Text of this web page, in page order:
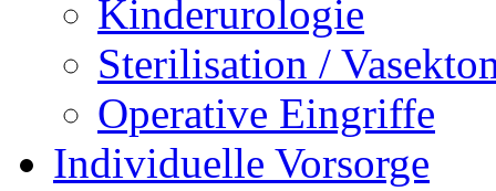
Kinderurologie
Sterilisation /
Operative Eingriffe
Individuelle Vorsorge